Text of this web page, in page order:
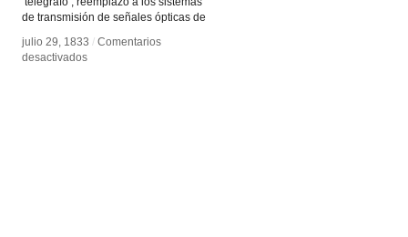
de transmisión de señales ópticas de
julio 29, 1833 / Comentarios
desactivadosen
julio 29, 1833 / Comentarios
desactivadosen